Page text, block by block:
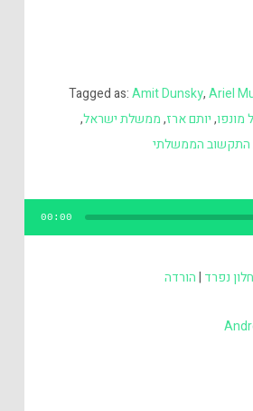
Tagged as:Amit Dunsky,Ariel
מונפו,יותם ארז,ממשלת ישראל,
התקשוב הממשלתי
00:00
נפרד |הורדה